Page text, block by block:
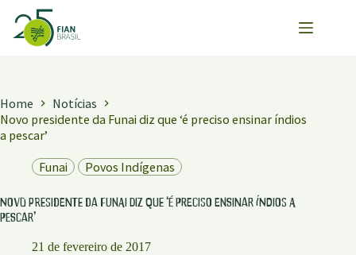
para
Home
Notícias
Novo presidente da Funai diz que ‘é preciso ensinar índios
a pescar’
Funai
Povos Indígenas
Novo presidente da Funai diz que ‘é preciso ensinar índios a
pescar’
21 de fevereiro de 2017